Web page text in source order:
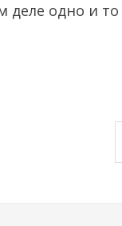
одно и то